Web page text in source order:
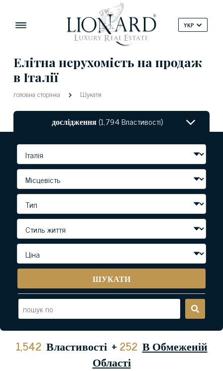
YKP
Елітна нерухомість на продаж
в Італії
головна сторінка Шукати
дослідження(1,794 Властивості)
ШУКАТИ
1,542 Властивості + 252 В Обмеженій
Області